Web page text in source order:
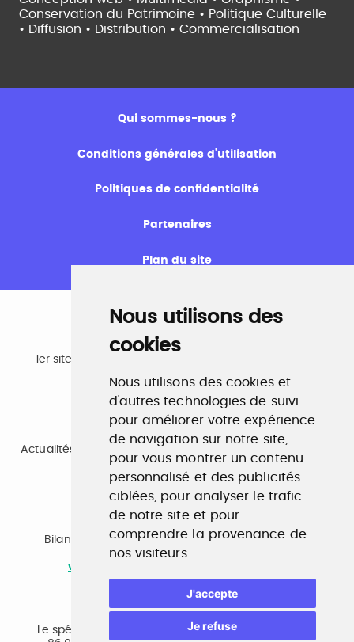
Nous utilisons des
cookies
Nous utilisons des cookies et
d'autres technologies de suivi
pour améliorer votre expérience
de navigation sur notre site,
pour vous montrer un contenu
personnalisé et des publicités
ciblées, pour analyser le trafic
de notre site et pour
comprendre la provenance de
nos visiteurs.
J'accepte
Je refuse
Conservation du Patrimoine • Politique Culturelle
• Diffusion • Distribution • Commercialisation
Qui sommes-nous ?
Conditions générales d’utilisation
Politiques de confidentialité
Partenaires
Plan du site
Emploi
1er site emploi du secteur culturel 784.000 visites et
www.profilculture.com
Formation
Actualités, guide et annuaire des formations aux métiers
de la culture.
www.profilculture-formation.com
Accompagnement professionnel
Bilan de compétences, coaching, techniques de
recherche d'emploi, entretien conseil.
www.profilculture-competences.com
Le spécialiste du secteur culturel, une cvthèque de